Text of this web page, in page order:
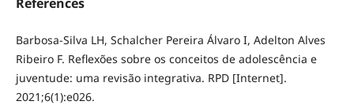
Barbosa-Silva LH, Schalcher Pereira Álvaro I, Adelton Alves
Ribeiro F. Reflexões sobre os conceitos de adolescência e
juventude: uma revisão integrativa. RPD [Internet].
2021;6(1):e026.